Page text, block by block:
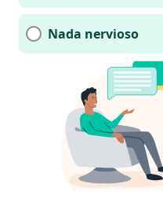
Nada nervioso